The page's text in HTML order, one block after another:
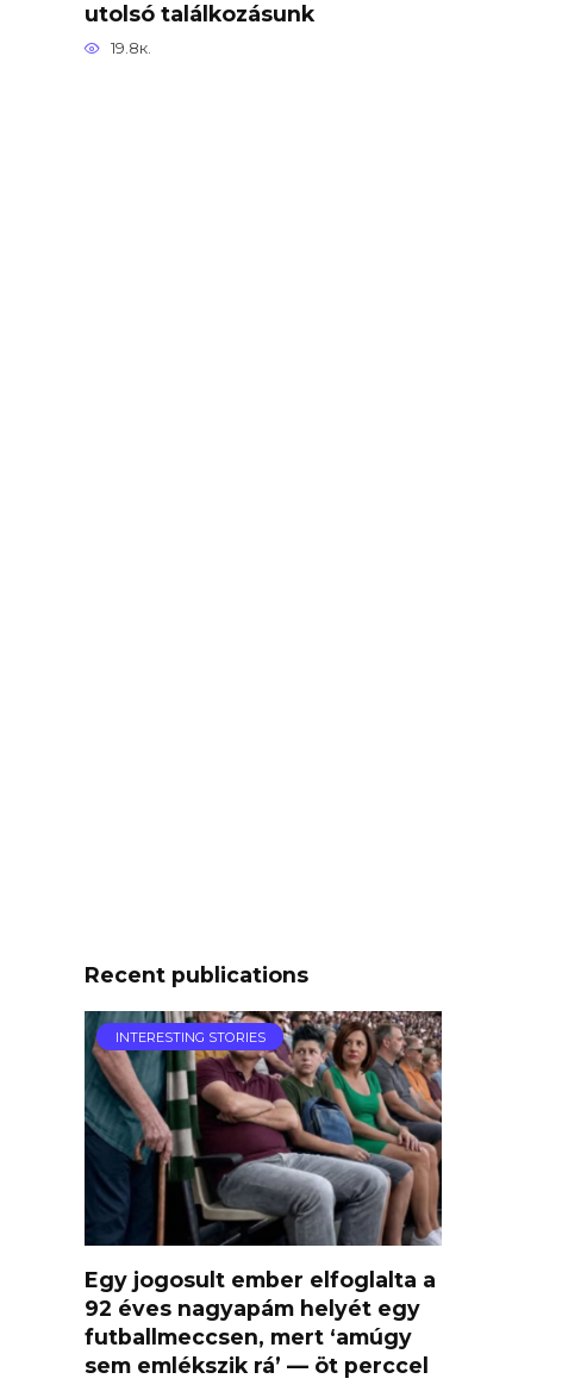
utolsó találkozásunk
19.8к.
Recent publications
INTERESTING STORIES
Egy jogosult ember elfoglalta a
92 éves nagyapám helyét egy
futballmeccsen, mert ‘amúgy
sem emlékszik rá’ — öt perccel